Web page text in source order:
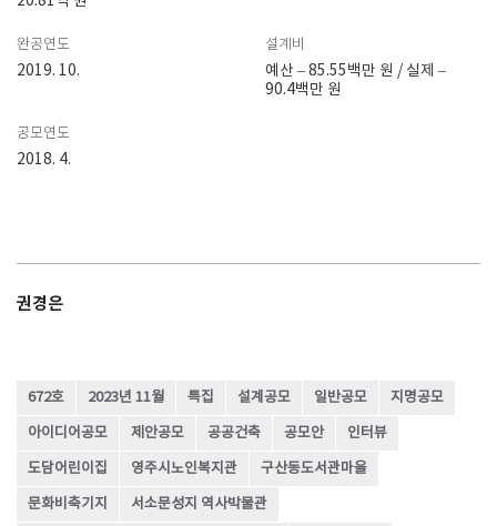
완공연도
2019. 10.
설계비
예산 – 85.55백만 원 / 실제 –
90.4백만 원
공모연도
2018. 4.
권경은
672호 2023년 11월 특집 설계공모 일반공모 지명공모
아이디어공모 제안공모 공공건축 공모안 인터뷰
도담어린이집 영주시노인복지관 구산동도서관마을
문화비축기지 서소문성지 역사박물관